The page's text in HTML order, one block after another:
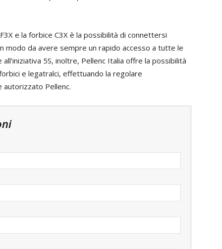
e la forbice C3X è la possibilità di connettersi
modo da avere sempre un rapido accesso a tutte le
5S, inoltre, Pellenc Italia offre la possibilità
e legatralci, effettuando la regolare
Pellenc.